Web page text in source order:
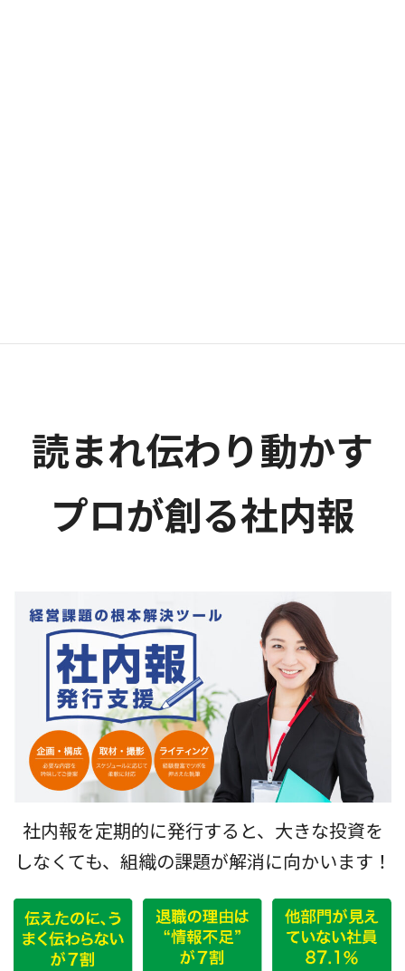
読まれ伝わり動かす
プロが創る社内報
社内報を定期的に発行すると、大きな投資を
しなくても、組織の課題が解消に向かいます！